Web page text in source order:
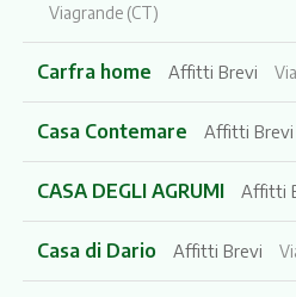
Viagrande (CT)
Carfra home Affitti Brevi
Casa Contemare Affitti Brevi
CASA DEGLI AGRUMI Affitti
Casa di Dario Affitti Brevi